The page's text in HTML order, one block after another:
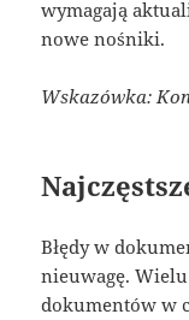
wymagają
nowe nośniki.
Wskazówka:
Błędy w
nieuwagę.
dokumentów w